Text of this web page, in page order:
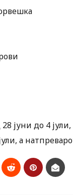
јуни до 4
а